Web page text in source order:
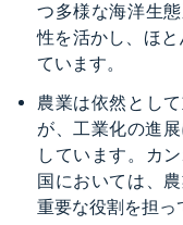
つ多様な海洋生
性を活かし、ほ
ています。
農業は依然とし
が、工業化の進
しています。カ
国においては、
重要な役割を担っ